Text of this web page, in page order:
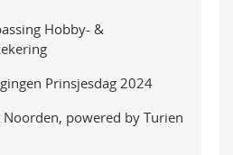
Hobby- &
Prinsjesdag 2024
powered by Turien